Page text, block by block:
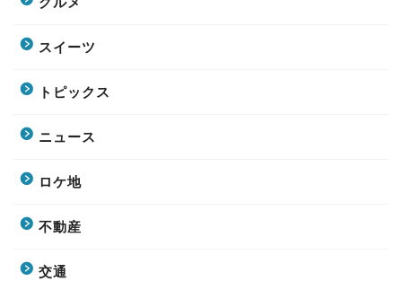
スイーツ
トピックス
ニュース
ロケ地
不動産
交通